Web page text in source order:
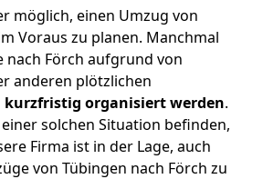
möglich, einen Umzug von
Voraus zu planen. Manchmal
nach Förch aufgrund von
anderen plötzlichen
kurzfristig organisiert werden.
solchen Situation befinden,
Firma ist in der Lage, auch
von Tübingen nach Förch zu